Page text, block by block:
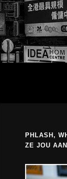
PHLASH,
ZE JOU